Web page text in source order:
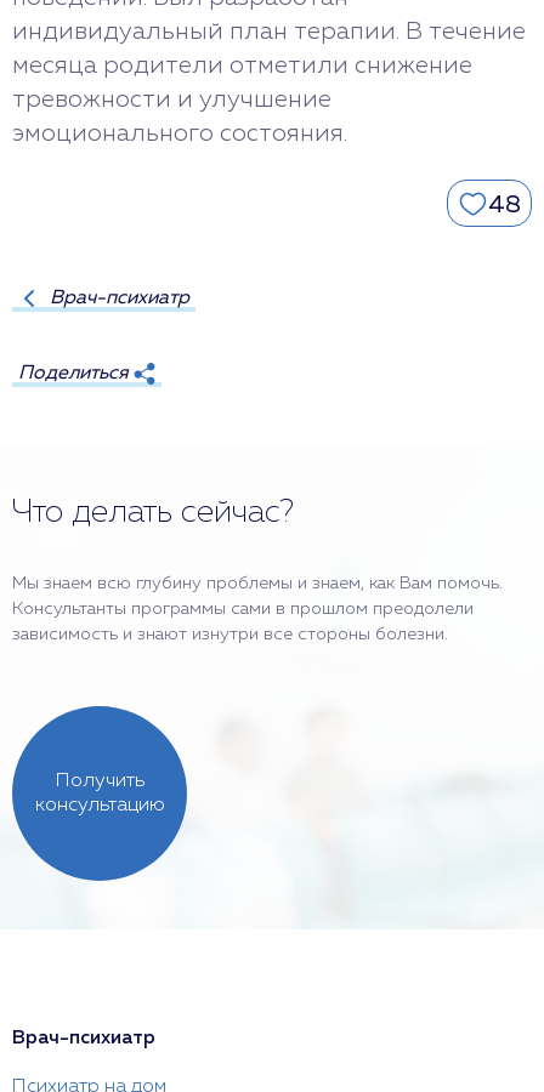
индивидуальный план терапии. В течение
месяца родители отметили снижение
тревожности и улучшение
эмоционального состояния.
48
Врач-психиатр
Поделиться
Что делать сейчас?
Мы знаем всю глубину проблемы и знаем, как Вам помочь.
Консультанты программы сами в прошлом преодолели
зависимость и знают изнутри все стороны болезни.
Получить
консультацию
Врач-психиатр
Психиатр на дом